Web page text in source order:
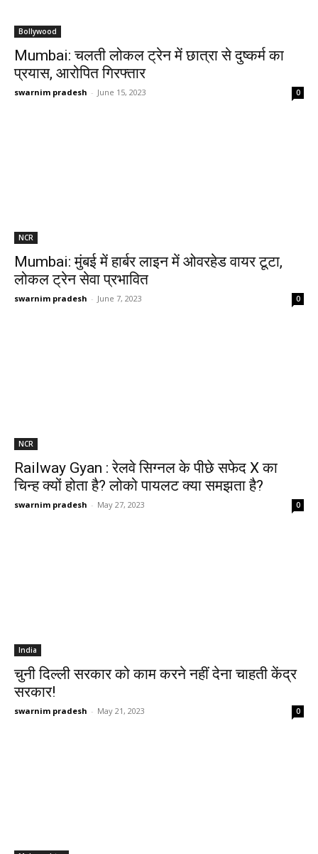
Bollywood
Mumbai: चलती लोकल ट्रेन में छात्रा से दुष्कर्म का
प्रयास, आरोपित गिरफ्तार
swarnim pradesh - June 15, 2023 0
NCR
Mumbai: मुंबई में हार्बर लाइन में ओवरहेड वायर टूटा,
लोकल ट्रेन सेवा प्रभावित
swarnim pradesh - June 7, 2023 0
NCR
Railway Gyan : रेलवे सिग्नल के पीछे सफेद X का
चिन्ह क्यों होता है? लोको पायलट क्या समझता है?
swarnim pradesh - May 27, 2023 0
India
चुनी दिल्ली सरकार को काम करने नहीं देना चाहती केंद्र
सरकार!
swarnim pradesh - May 21, 2023 0